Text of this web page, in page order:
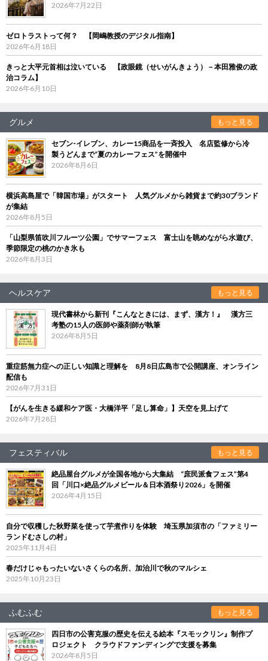
2026年7月22日
ゼロトラストって何？ 【岡嶋教授のデジタル指南】
2026年6月18日
きっと大平元首相は泣いている 【政眼鏡（せいがんきょう）－本田雅俊の政
治コラム】
2026年6月10日
グルメ もっと見る
セブン‐イレブン、カレー15商品を一斉投入 名店監修から冷
製うどんまで“夏のカレーフェス”を開催中
2026年8月6日
横浜高島屋で「韓国市場」がスタート 人気グルメから雑貨まで約30ブランド
が集結
2026年8月5日
「山梨県笛吹川フルーツ公園」でサマーフェス 富士山を眺めながら水遊び、
季節限定の桃のかき氷も
2026年8月3日
ヘルスケア もっと見る
現代書林から新刊『こんなときには、まず、漢方！』 漢方三
考塾の15人の医師や薬剤師が執筆
2026年8月5日
重症筋無力症への正しい知識と理解を 8月8日広島市で公開講座、オンライン
配信も
2026年7月31日
【がんを生きる緩和ケア医・大橋洋平「足し算命」】天空を見上げて
2026年7月28日
フェスティバル もっと見る
絶品屋台グルメが全国各地から大集結 “庶民派食フェス”第4
回「川口×絶品グルメビール＆日本酒祭り2026」を開催
2026年4月15日
自分で収穫した秋野菜を使って芋煮作りを体験 埼玉県加須市の「ファミリー
ランドむさしの村」
2025年11月4日
春だけじゃもったいないさくらの名所、加治川で秋のマルシェ
2025年10月23日
ふむふむ もっと見る
四日市の公害克服の歴史を伝える絵本『スモックリン』制作プ
ロジェクト クラウドファンディングで支援を募集
2026年8月5日